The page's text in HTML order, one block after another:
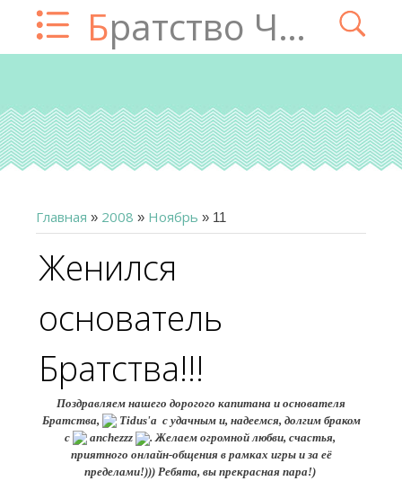
Братство Чатца
Главная » 2008 » Ноябрь » 11
Женился
основатель
Братства!!!
Поздравляем нашего дорогого капитана и основателя
Братства,
Tidus'a с удачным и, надеемся, долгим браком
с
anchezzz
. Желаем огромной любви, счастья,
приятного онлайн-общения в рамках игры и за её
пределами!))) Ребята, вы прекрасная пара!)